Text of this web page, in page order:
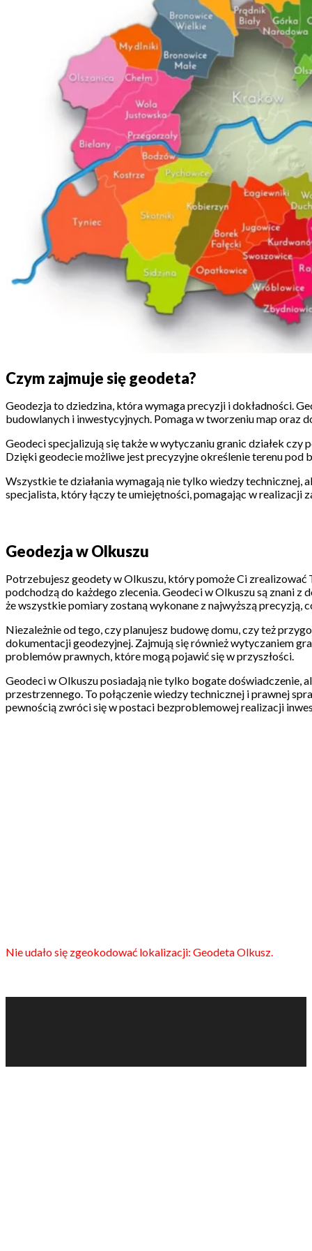
Czym zajmuje się geodeta?
Geodezja to dziedzina, która wymaga precyzji i dokładności.
budowlanych i inwestycyjnych. Pomaga w tworzeniu map oraz
Geodeci specjalizują się także w wytyczaniu granic działek
Dzięki geodecie możliwe jest precyzyjne określenie terenu pod
Wszystkie te działania wymagają nie tylko wiedzy technicznej,
specjalista, który łączy te umiejętności, pomagając w realizacji
Geodezja w Olkuszu
Potrzebujesz geodety w Olkuszu, który pomoże Ci
podchodzą do każdego zlecenia. Geodeci w Olkuszu są znani
że wszystkie pomiary zostaną wykonane z najwyższą precyzją,
Niezależnie od tego, czy planujesz budowę domu, czy też
dokumentacji geodezyjnej. Zajmują się również wytyczaniem
problemów prawnych, które mogą pojawić się w przyszłości.
Geodeci w Olkuszu posiadają nie tylko bogate doświadczenie,
przestrzennego. To połączenie wiedzy technicznej i prawnej
pewnością zwróci się w postaci bezproblemowej realizacji
Nie udało się zgeokodować lokalizacji: Geodeta Olkusz.